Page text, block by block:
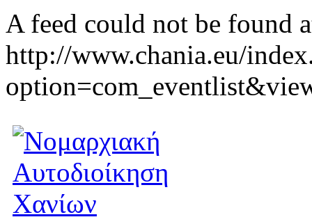
A feed could not be found
http://www.chania.eu/